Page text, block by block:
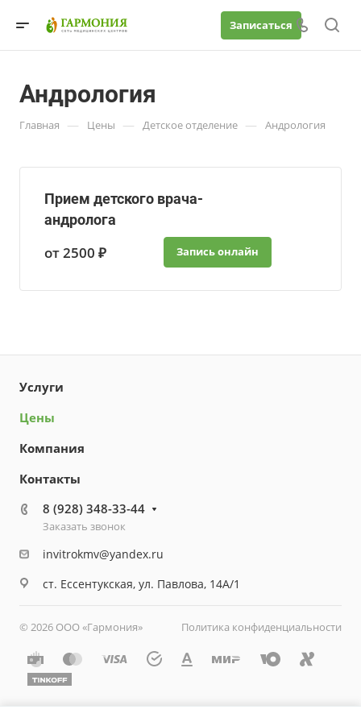
Записаться
Андрология
Главная — Цены — Детское отделение — Андрология
Прием детского врача-
андролога
от 2500 ₽ Запись онлайн
Услуги
Цены
Компания
Контакты
8 (928) 348-33-44
Заказать звонок
invitrokmv@yandex.ru
ст. Ессентукская, ул. Павлова, 14А/1
© 2026 ООО «Гармония» Политика конфиденциальности